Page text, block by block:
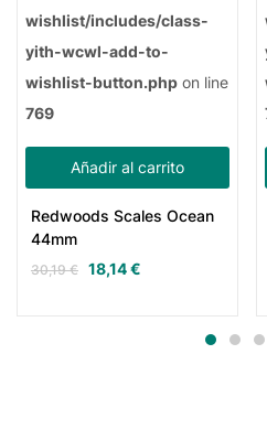
wishlist/includes/class-
yith-wcwl-add-to-
wishlist-button.php on line
769
Añadir al carrito
Redwoods Scales Ocean
44mm
30,19€
El
18,14€
El